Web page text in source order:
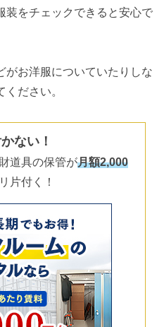
装をチェックできると安心で
がお洋服についていたりしな
ださい。
ない！
道具の保管が月額2,000
片付く！